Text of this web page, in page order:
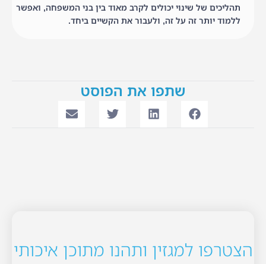
תהליכים של שינוי יכולים לקרב מאוד בין בני המשפחה, ואפשר
ללמוד יותר זה על זה, ולעבור את הקשיים ביחד.
שתפו את הפוסט
הצטרפו למגזין ותהנו מתוכן איכותי